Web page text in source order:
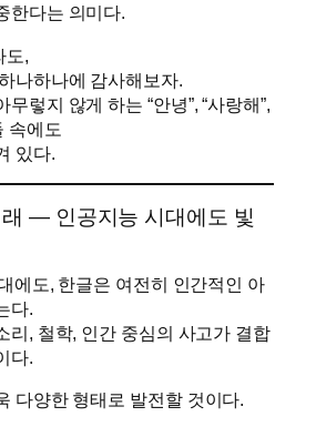
한다는 의미다.
도,
나하나에 감사해보자.
렇지 않게 하는 “안녕”, “사랑해”,
속에도
있다.
— 인공지능 시대에도 빛
에도, 한글은 여전히 인간적인 아
다.
리, 철학, 인간 중심의 사고가 결합
다.
다양한 형태로 발전할 것이다.